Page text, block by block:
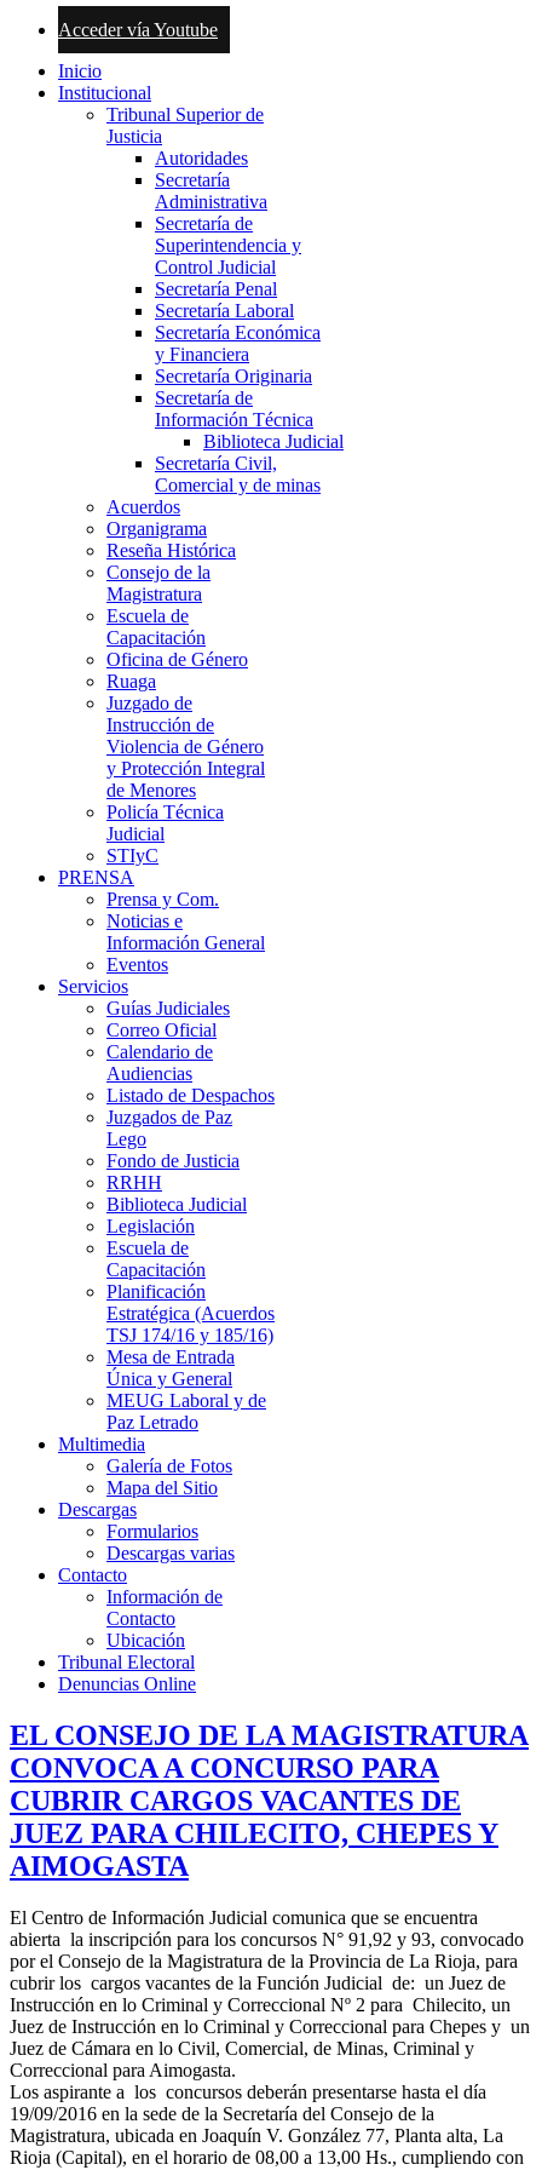
Acceder vía Youtube
Inicio
Institucional
Tribunal Superior de
Justicia
Autoridades
Secretaría
Administrativa
Secretaría de
Superintendencia y
Control Judicial
Secretaría Penal
Secretaría Laboral
Secretaría Económica
y Financiera
Secretaría Originaria
Secretaría de
Información Técnica
Biblioteca Judicial
Secretaría Civil,
Comercial y de minas
Acuerdos
Organigrama
Reseña Histórica
Consejo de la
Magistratura
Escuela de
Capacitación
Oficina de Género
Ruaga
Juzgado de
Instrucción de
Violencia de Género
y Protección Integral
de Menores
Policía Técnica
Judicial
STIyC
PRENSA
Prensa y Com.
Noticias e
Información General
Eventos
Servicios
Guías Judiciales
Correo Oficial
Calendario de
Audiencias
Listado de Despachos
Juzgados de Paz
Lego
Fondo de Justicia
RRHH
Biblioteca Judicial
Legislación
Escuela de
Capacitación
Planificación
Estratégica (Acuerdos
TSJ 174/16 y 185/16)
Mesa de Entrada
Única y General
MEUG Laboral y de
Paz Letrado
Multimedia
Galería de Fotos
Mapa del Sitio
Descargas
Formularios
Descargas varias
Contacto
Información de
Contacto
Ubicación
Tribunal Electoral
Denuncias Online
EL CONSEJO DE LA MAGISTRATURA
CONVOCA A CONCURSO PARA
CUBRIR CARGOS VACANTES DE
JUEZ PARA CHILECITO, CHEPES Y
AIMOGASTA
El Centro de Información Judicial comunica que se encuentra
abierta la inscripción para los concursos N° 91,92 y 93, convocado
por el Consejo de la Magistratura de la Provincia de La Rioja, para
cubrir los cargos vacantes de la Función Judicial de: un Juez de
Instrucción en lo Criminal y Correccional Nº 2 para Chilecito, un
Juez de Instrucción en lo Criminal y Correccional para Chepes y un
Juez de Cámara en lo Civil, Comercial, de Minas, Criminal y
Correccional para Aimogasta.
Los aspirante a los concursos deberán presentarse hasta el día
19/09/2016 en la sede de la Secretaría del Consejo de la
Magistratura, ubicada en Joaquín V. González 77, Planta alta, La
Rioja (Capital), en el horario de 08,00 a 13,00 Hs., cumpliendo con